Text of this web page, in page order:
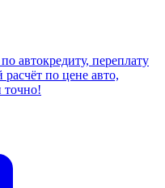
автокредиту, переплату
по цене авто,
точно!